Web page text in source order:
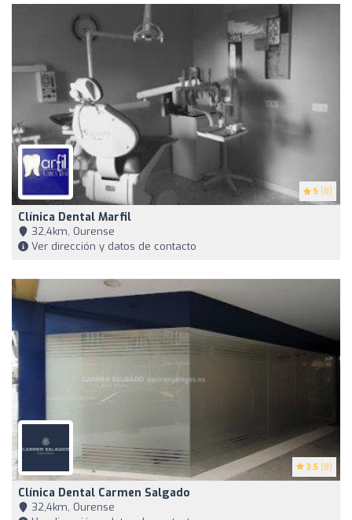
5 (8)
Clínica Dental Marfil
32,4km, Ourense
Ver dirección y datos de contacto
3.5 (8)
Clínica Dental Carmen Salgado
32,4km, Ourense